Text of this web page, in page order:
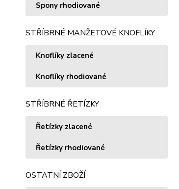
Spony rhodiované
STŘÍBRNÉ MANŽETOVÉ KNOFLÍKY
Knoflíky zlacené
Knoflíky rhodiované
STŘÍBRNÉ ŘETÍZKY
Řetízky zlacené
Řetízky rhodiované
OSTATNÍ ZBOŽÍ